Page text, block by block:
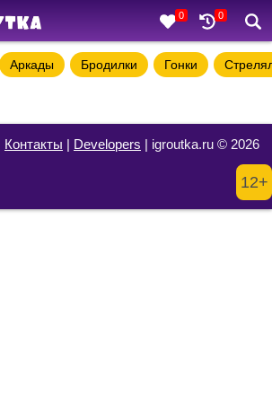
0 0
Аркады Бродилки Гонки
Контакты | Developers | igroutka.ru © 2026
12+